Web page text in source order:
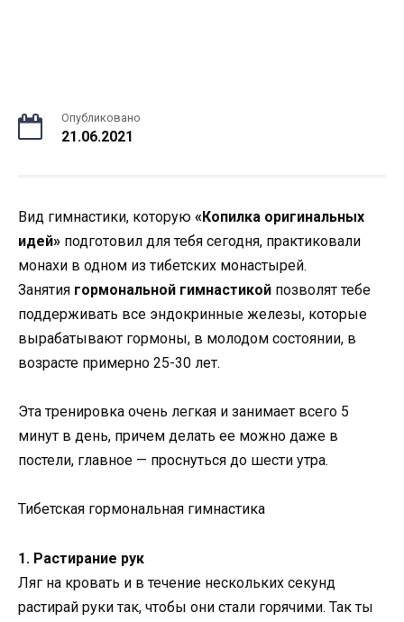
Опубликовано
21.06.2021
Вид гимнастики, которую «Копилка оригинальных
идей» подготовил для тебя сегодня, практиковали
монахи в одном из тибетских монастырей.
Занятия гормональной гимнастикой позволят тебе
поддерживать все эндокринные железы, которые
вырабатывают гормоны, в молодом состоянии, в
возрасте примерно 25-30 лет.
Эта тренировка очень легкая и занимает всего 5
минут в день, причем делать ее можно даже в
постели, главное — проснуться до шести утра.
Тибетская гормональная гимнастика
1. Растирание рук
Ляг на кровать и в течение нескольких секунд
растирай руки так, чтобы они стали горячими. Так ты